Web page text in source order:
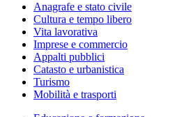
Anagrafe e stato civile
Cultura e tempo libero
Vita lavorativa
Imprese e commercio
Appalti pubblici
Catasto e urbanistica
Turismo
Mobilità e trasporti